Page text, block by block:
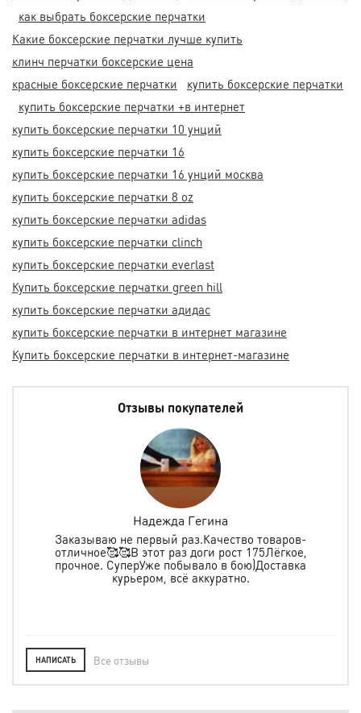
как выбрать боксерские перчатки
Какие боксерские перчатки лучше купить
клинч перчатки боксерские цена
красные боксерские перчатки
купить боксерские перчатки
купить боксерские перчатки +в интернет
купить боксерские перчатки 10 унций
купить боксерские перчатки 16
купить боксерские перчатки 16 унций москва
купить боксерские перчатки 8 oz
купить боксерские перчатки adidas
купить боксерские перчатки clinch
купить боксерские перчатки everlast
Купить боксерские перчатки green hill
купить боксерские перчатки адидас
купить боксерские перчатки в интернет магазине
Купить боксерские перчатки в интернет-магазине
Отзывы покупателей
Надежда Гегина
Заказываю не первый раз.Качество товаров-
отличное🥰🥰В этот раз доги рост 175Лёгкое,
прочное. СуперУже побывало в бою)Доставка
курьером, всё аккуратно.
НАПИСАТЬ Все отзывы